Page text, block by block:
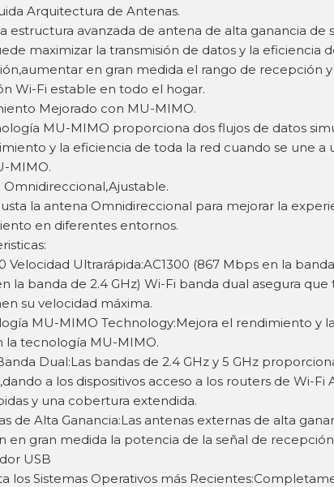
Arquitectura de Antenas.
estructura avanzada de antena de alta ganancia de
maximizar la transmisión de datos y la eficiencia
en gran medida el rango de recepción
Wi-Fi estable en todo el hogar.
Mejorado con MU-MIMO.
MU-MIMO proporciona dos flujos de datos
y la eficiencia de toda la red cuando se une
MIMO.
la antena Omnidireccional para mejorar la
en diferentes entornos.
Velocidad Ultrarápida:AC1300 (867 Mbps en la
la banda de 2.4 GHz) Wi-Fi banda dual asegura
su velocidad máxima.
MU-MIMO Technology:Mejora el rendimiento y
la tecnología MU-MIMO.
Dual:Las bandas de 2.4 GHz y 5 GHz
a los dispositivos acceso a los routers de Wi-Fi
y una cobertura extendida.
de Alta Ganancia:Las antenas externas de alta
en gran medida la potencia de la señal de
USB
los Sistemas Operativos más